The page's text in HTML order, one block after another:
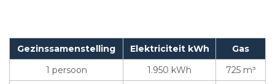
Gezinssamenstelling Elektriciteit kWh
Gas
1 persoon
1.950 kWh
725 m³